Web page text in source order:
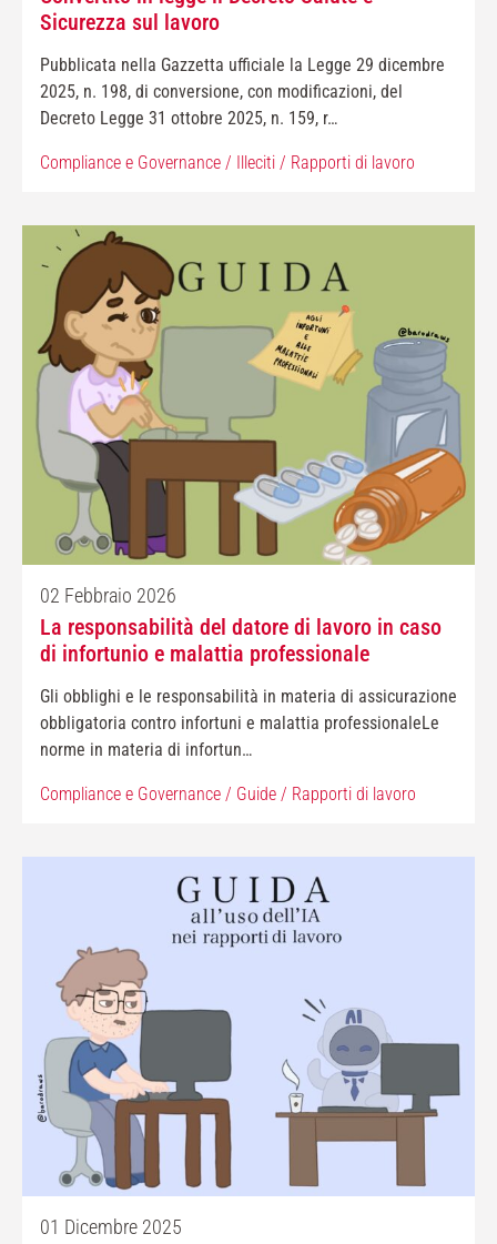
Sicurezza sul lavoro
Pubblicata nella Gazzetta ufficiale la Legge 29 dicembre
2025, n. 198, di conversione, con modificazioni, del
Decreto Legge 31 ottobre 2025, n. 159, r…
Compliance e Governance / Illeciti / Rapporti di lavoro
02 Febbraio 2026
La responsabilità del datore di lavoro in caso
di infortunio e malattia professionale
Gli obblighi e le responsabilità in materia di assicurazione
obbligatoria contro infortuni e malattia professionaleLe
norme in materia di infortun…
Compliance e Governance / Guide / Rapporti di lavoro
01 Dicembre 2025